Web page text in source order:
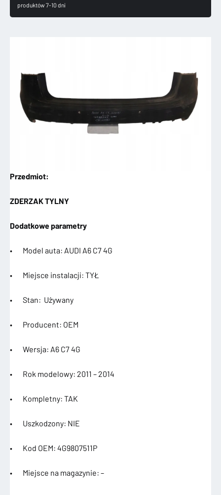
produktów 7-10 dni
Przedmiot:
ZDERZAK TYLNY
Dodatkowe parametry
• Model auta: AUDI A6 C7 4G
• Miejsce instalacji: TYŁ
• Stan: Używany
• Producent: OEM
• Wersja: A6 C7 4G
• Rok modelowy: 2011 – 2014
• Kompletny: TAK
• Uszkodzony: NIE
• Kod OEM: 4G9807511P
• Miejsce na magazynie: –